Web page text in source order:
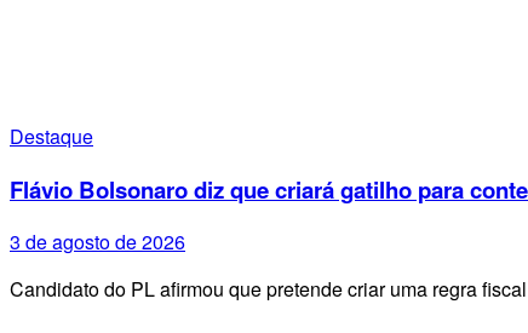
Destaque
Flávio Bolsonaro diz que criará gatilho para
3 de agosto de 2026
Candidato do PL afirmou que pretende criar uma regra